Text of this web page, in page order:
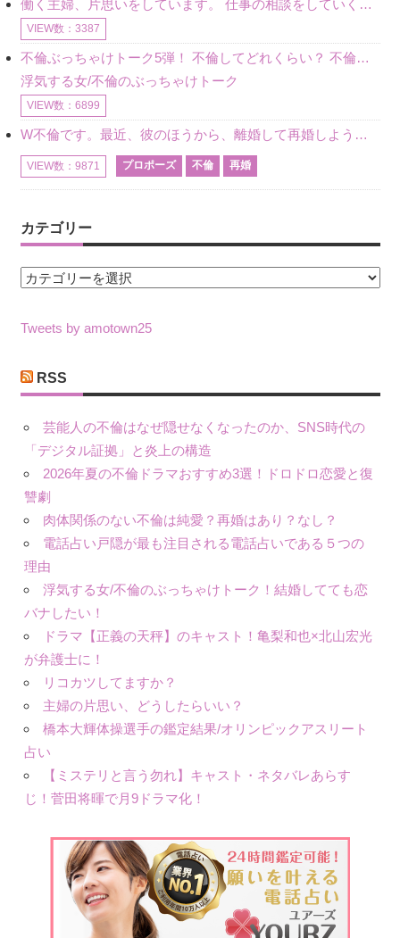
働く主婦、片思いをしています。 仕事の相談をしていくうちに、彼のことを好きになりました。私には夫も子供もいます。不倫をしているわけでもなく、もちろん、この気持ちは誰にも話していません。 ラインをする関
VIEW数：3387
不倫ぶっちゃけトーク5弾！ 不倫してどれくらい？ 不倫のあれこれを、なんでもどうぞ♪♪
浮気する女/不倫のぶっちゃけトーク
VIEW数：6899
W不倫です。最近、彼のほうから、離婚して再婚しよう、と言ってきました。ハッキリいうと、そこまでは考えていませんでした。彼を好きな気持ちはあるし、彼なしの生活は考えられません。だけど、離婚して再婚すると
VIEW数：9871 プロポーズ 不倫 再婚
カテゴリー
カ
ゴ
ー
Tweets by amotown25
RSS
芸能人の不倫はなぜ隠せなくなったのか、SNS時代の
「デジタル証拠」と炎上の構造
2026年夏の不倫ドラマおすすめ3選！ドロドロ恋愛と復
讐劇
肉体関係のない不倫は純愛？再婚はあり？なし？
電話占い戸隠が最も注目される電話占いである５つの
理由
浮気する女/不倫のぶっちゃけトーク！結婚してても恋
バナしたい！
ドラマ【正義の天秤】のキャスト！亀梨和也×北山宏光
が弁護士に！
リコカツしてますか？
主婦の片思い、どうしたらいい？
橋本大輝体操選手の鑑定結果/オリンピックアスリート
占い
【ミステリと言う勿れ】キャスト・ネタバレあらす
じ！菅田将暉で月9ドラマ化！